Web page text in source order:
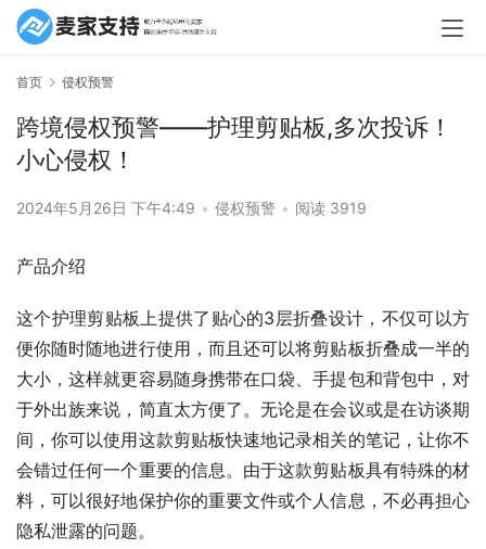
首页 侵权预警
跨境侵权预警——护理剪贴板,多次投诉！
小心侵权！
2024年5月26日 下午4:49 • 侵权预警 • 阅读 3919
产品介绍
这个护理剪贴板上提供了贴心的3层折叠设计，不仅可以方
便你随时随地进行使用，而且还可以将剪贴板折叠成一半的
大小，这样就更容易随身携带在口袋、手提包和背包中，对
于外出族来说，简直太方便了。无论是在会议或是在访谈期
间，你可以使用这款剪贴板快速地记录相关的笔记，让你不
会错过任何一个重要的信息。由于这款剪贴板具有特殊的材
料，可以很好地保护你的重要文件或个人信息，不必再担心
隐私泄露的问题。